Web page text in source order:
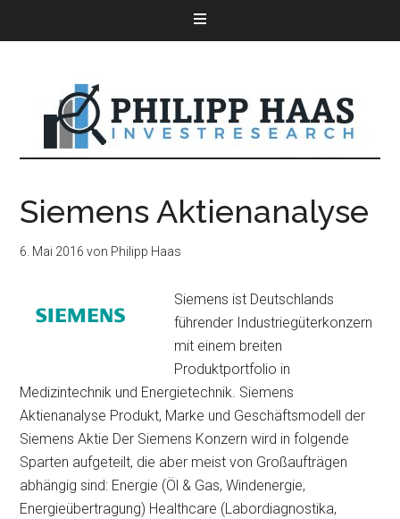
Siemens Aktienanalyse
6. Mai 2016 von Philipp Haas
Siemens ist Deutschlands
führender Industriegüterkonzern
mit einem breiten
Produktportfolio in
Medizintechnik und Energietechnik. Siemens
Aktienanalyse Produkt, Marke und Geschäftsmodell der
Siemens Aktie Der Siemens Konzern wird in folgende
Sparten aufgeteilt, die aber meist von Großaufträgen
abhängig sind: Energie (Öl & Gas, Windenergie,
Energieübertragung) Healthcare (Labordiagnostika,